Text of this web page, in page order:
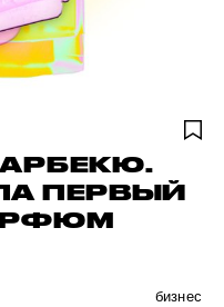
ПЕРВЫЙ
бизнес